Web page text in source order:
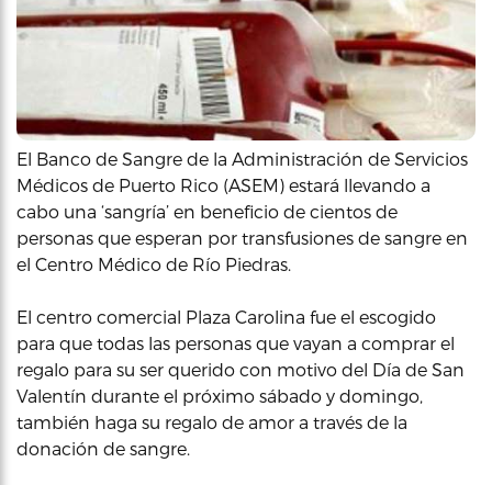
El Banco de Sangre de la Administración de Servicios
Médicos de Puerto Rico (ASEM) estará llevando a
cabo una ‘sangría’ en beneficio de cientos de
personas que esperan por transfusiones de sangre en
el Centro Médico de Río Piedras.
El centro comercial Plaza Carolina fue el escogido
para que todas las personas que vayan a comprar el
regalo para su ser querido con motivo del Día de San
Valentín durante el próximo sábado y domingo,
también haga su regalo de amor a través de la
donación de sangre.